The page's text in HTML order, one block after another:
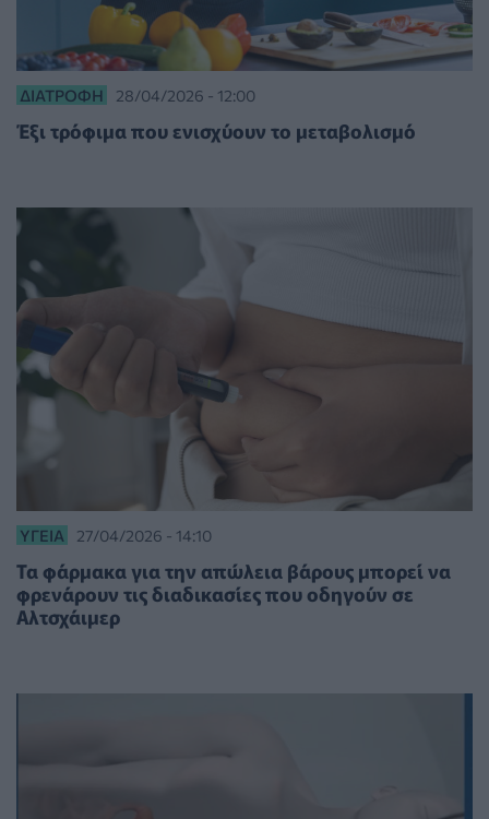
ΔΙΑΤΡΟΦΉ 28/04/2026 - 12:00
Έξι τρόφιμα που ενισχύουν το μεταβολισμό
ΥΓΕΊΑ 27/04/2026 - 14:10
Τα φάρμακα για την απώλεια βάρους μπορεί να
φρενάρουν τις διαδικασίες που οδηγούν σε
Αλτσχάιμερ